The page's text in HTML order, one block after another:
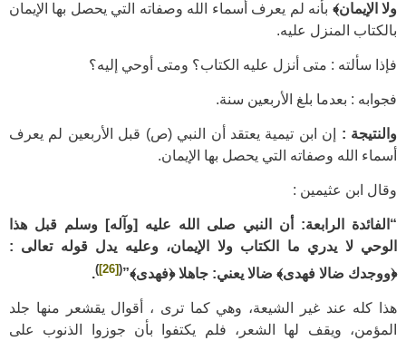
ولا الإيمان﴾ بأنه لم يعرف أسماء الله وصفاته التي يحصل بها الإيمان
بالكتاب المنزل عليه.
فإذا سألته : متى أنزل عليه الكتاب؟ ومتى أوحي إليه؟
فجوابه : بعدما بلغ الأربعين سنة.
والنتيجة : إن ابن تيمية يعتقد أن النبي (ص) قبل الأربعين لم يعرف
أسماء الله وصفاته التي يحصل بها الإيمان.
وقال ابن عثيمين :
“الفائدة الرابعة:
أن النبي صلى الله عليه [وآله] وسلم قبل هذا
الوحي لا يدري ما الكتاب ولا الإيمان، وعليه يدل قوله تعالى :
﴿ووجدك ضالا فهدى﴾ ضالا يعني: جاهلا ﴿فهدى﴾”(
[26]
)
.
هذا كله عند غير الشيعة، وهي كما ترى ، أقوال يقشعر منها جلد
المؤمن، ويقف لها الشعر، فلم يكتفوا بأن جوزوا الذنوب على